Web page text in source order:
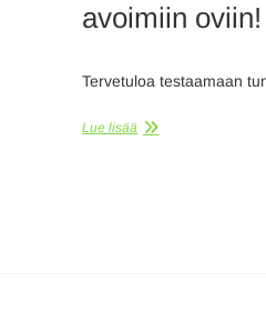
avoimiin oviin!
Tervetuloa testaamaan
Lue lisää